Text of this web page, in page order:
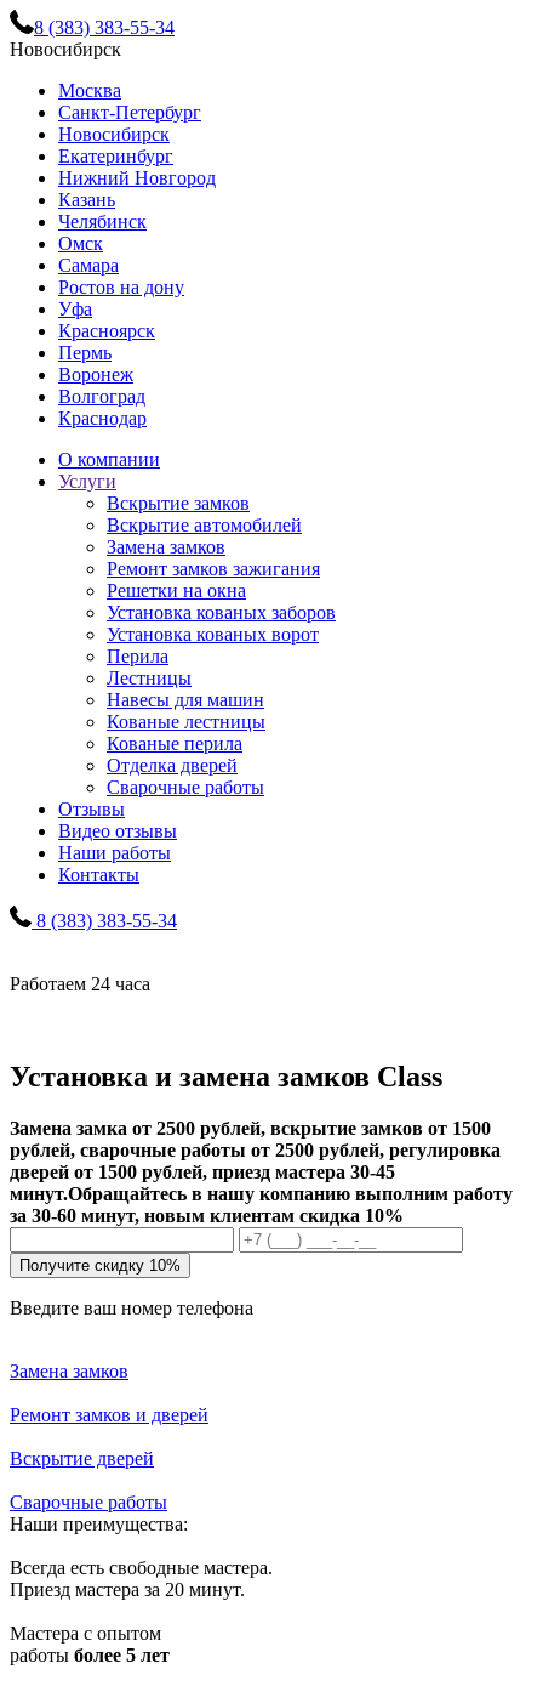
8 (383) 383-55-34
Новосибирск
Москва
Санкт-Петербург
Новосибирск
Екатеринбург
Нижний Новгород
Казань
Челябинск
Омск
Самара
Ростов на дону
Уфа
Красноярск
Пермь
Воронеж
Волгоград
Краснодар
О компании
Услуги
Вскрытие замков
Вскрытие автомобилей
Замена замков
Ремонт замков зажигания
Решетки на окна
Установка кованых заборов
Установка кованых ворот
Перила
Лестницы
Навесы для машин
Кованые лестницы
Кованые перила
Отделка дверей
Сварочные работы
Отзывы
Видео отзывы
Наши работы
Контакты
8 (383) 383-55-34
Работаем 24 часа
Установка и замена замков Class
Замена замка от 2500 рублей, вскрытие замков от 1500
рублей, сварочные работы от 2500 рублей, регулировка
дверей от 1500 рублей, приезд мастера 30-45
минут.Обращайтесь в нашу компанию выполним работу
за 30-60 минут, новым клиентам скидка 10%
Получите скидку 10%
Введите ваш номер телефона
Замена замков
Ремонт замков и дверей
Вскрытие дверей
Сварочные работы
Наши преимущества:
Всегда есть свободные мастера.
Приезд мастера за 20 минут.
Мастера с опытом
работы более 5 лет